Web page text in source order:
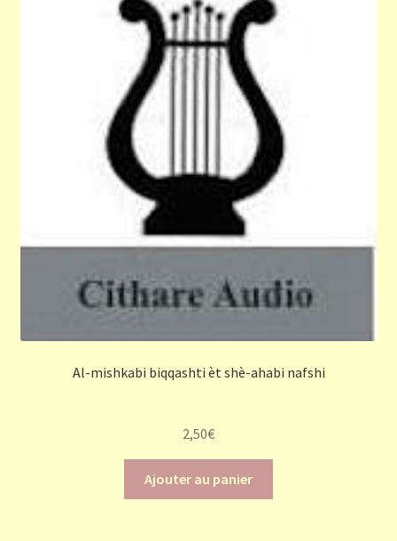
Al-mishkabi biqqashti èt shè-ahabi nafshi
2,50€
Ajouter au panier